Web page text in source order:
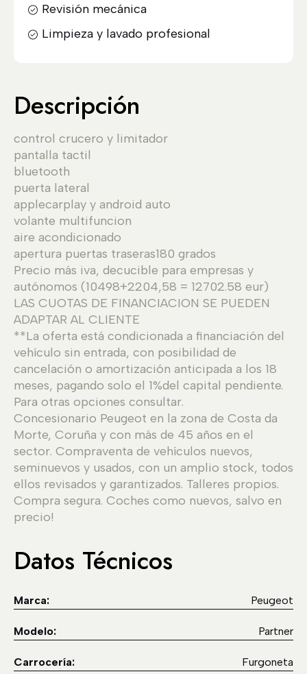
Revisión mecánica
Limpieza y lavado profesional
Descripción
control crucero y limitador
pantalla tactil
bluetooth
puerta lateral
applecarplay y android auto
volante multifuncion
aire acondicionado
apertura puertas traseras180 grados
Precio más iva, decucible para empresas y
autónomos (10498+2204,58 = 12702.58 eur)
LAS CUOTAS DE FINANCIACION SE PUEDEN
ADAPTAR AL CLIENTE
**La oferta está condicionada a financiación del
vehículo sin entrada, con posibilidad de
cancelación o amortización anticipada a los 18
meses, pagando solo el 1%del capital pendiente.
Para otras opciones consultar.
Concesionario Peugeot en la zona de Costa da
Morte, Coruña y con más de 45 años en el
sector. Compraventa de vehículos nuevos,
seminuevos y usados, con un amplio stock, todos
ellos revisados y garantizados. Talleres propios.
Compra segura. Coches como nuevos, salvo en
precio!
Datos Técnicos
Marca: Peugeot
Modelo: Partner
Carrocería: Furgoneta